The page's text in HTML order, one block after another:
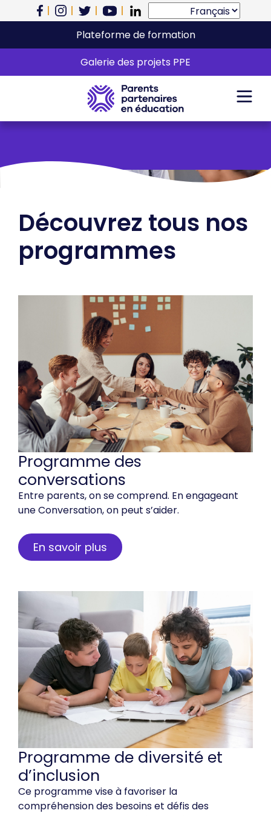
Plateforme de formation
Galerie des projets PPE
Programmes et
services
Découvrez tous nos
programmes
Programme des
conversations
Entre parents, on se comprend. En engageant
une Conversation, on peut s’aider.
En savoir plus
Programme de diversité et
d’inclusion
Ce programme vise à favoriser la
compréhension des besoins et défis des